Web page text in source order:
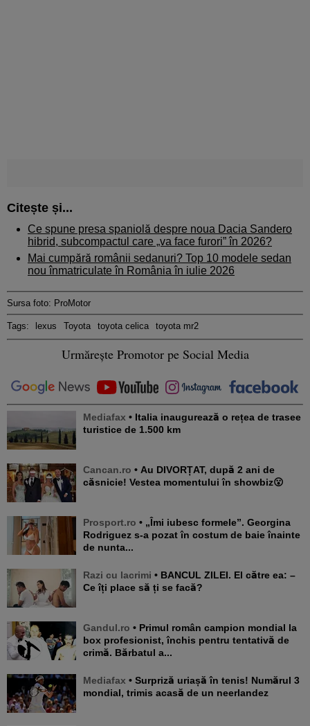
Citește și...
Ce spune presa spaniolă despre noua Dacia Sandero
hibrid, subcompactul care „va face furori” în 2026?
Mai cumpără românii sedanuri? Top 10 modele sedan
nou înmatriculate în România în iulie 2026
Sursa foto: ProMotor
Tags: lexus Toyota toyota celica toyota mr2
Urmărește Promotor pe Social Media
Mediafax • Italia inaugurează o rețea de trasee
turistice de 1.500 km
Cancan.ro • Au DIVORȚAT, după 2 ani de
căsnicie! Vestea momentului în showbiz😮
Prosport.ro • „Îmi iubesc formele”. Georgina
Rodriguez s-a pozat în costum de baie înainte
de nunta...
Razi cu lacrimi • BANCUL ZILEI. El către ea: –
Ce îți place să ți se facă?
Gandul.ro • Primul român campion mondial la
box profesionist, închis pentru tentativă de
crimă. Bărbatul a...
Mediafax • Surpriză uriașă în tenis! Numărul 3
mondial, trimis acasă de un neerlandez